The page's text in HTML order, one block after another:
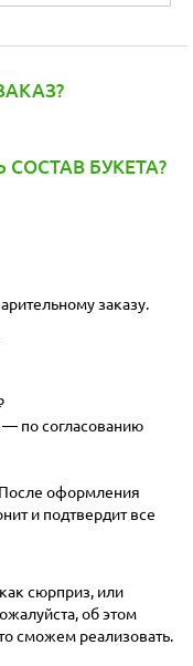
БУКЕТА?
заказу.
по согласованию
После оформления
и подтвердит все
сюрприз, или
об этом
сможем реализовать.